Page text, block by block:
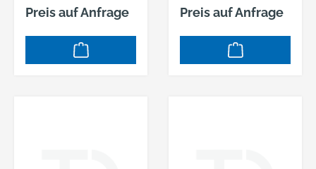
Preis auf Anfrage Preis auf Anfrage